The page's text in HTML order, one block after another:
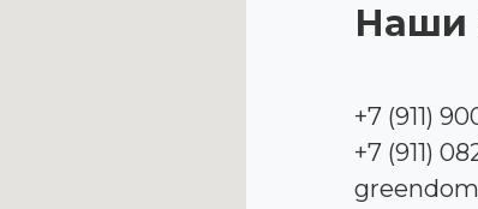
Наши
+7 (911)
+7 (911)